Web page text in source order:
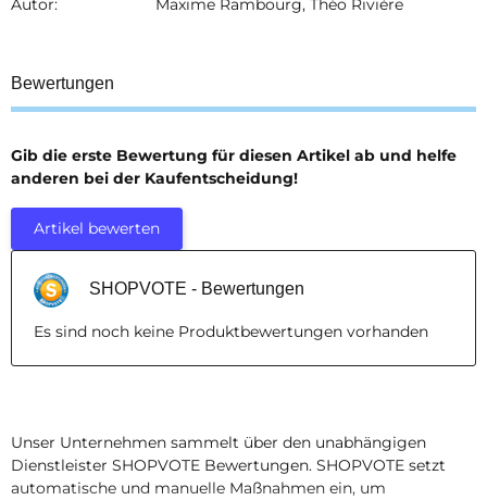
Bewertungen
Gib die erste Bewertung für diesen Artikel ab und helfe
anderen bei der Kaufentscheidung!
Artikel bewerten
SHOPVOTE - Bewertungen
Es sind noch keine Produktbewertungen vorhanden
Unser Unternehmen sammelt über den unabhängigen
Dienstleister SHOPVOTE Bewertungen. SHOPVOTE setzt
automatische und manuelle Maßnahmen ein, um